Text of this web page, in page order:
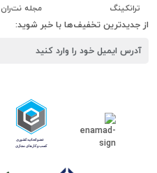
ترانکینگ
مجله نت‌ران
از جدیدترین تخفیف‌ها با خبر شوید: